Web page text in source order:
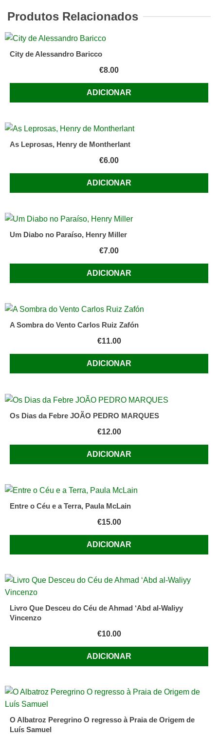
Livros,
preço
livro
Produtos Relacionados
City de Alessandro Baricco
€8.00
ADICIONAR
As Leprosas, Henry de Montherlant
€6.00
ADICIONAR
Um Diabo no Paraíso, Henry Miller
€7.00
ADICIONAR
A Sombra do Vento Carlos Ruiz Zafón
€11.00
ADICIONAR
Os Dias da Febre JOÃO PEDRO MARQUES
€12.00
ADICIONAR
Entre o Céu e a Terra, Paula McLain
€15.00
ADICIONAR
Livro Que Desceu do Céu de Ahmad ‘Abd al-Waliyy
Vincenzo
€10.00
ADICIONAR
O Albatroz Peregrino O regresso à Praia de Origem de
Luís Samuel